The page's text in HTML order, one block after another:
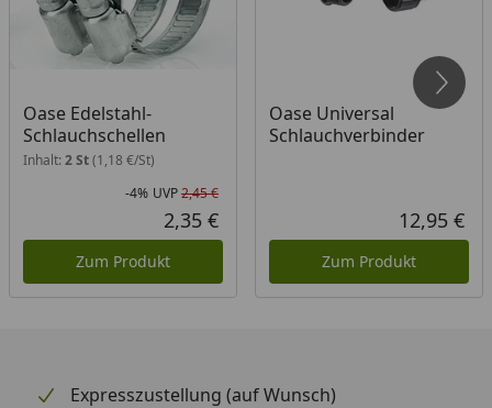
Oase Edelstahl-
Schlauchschellen
Inhalt: 2 St(1,18 €/St)
Rabatt in Prozent
-4%
Ursprünglicher Preis
UVP2,45 €
Aktueller Preis
2,35 €
Zum Produkt
Oase Universal
Schlauchverbinder
12,95 €
Zum Produkt
Expresszustellung (auf Wunsch)